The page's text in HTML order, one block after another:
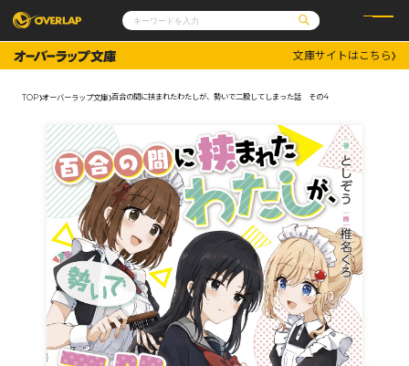
コミックガルド
コミッククリエ
文庫
ノベルス
その他
コミックエッセイ
ポケットモンスター
アニメ
ゲーム
通販・NEWS
OVERLAP STORE
オーバーラップ広報室
企業
会社概要
採用情報
アクセス
オーバーラップホールディングス
お問い合わせはこちら
オーバーラップ文庫
オーバーラップノベルス
オーバーラップノベルスf
文庫サイトはこちら
TOP オーバーラップ文庫 百合の間に挟まれたわたしが、勢いで二股してしまった話 その4